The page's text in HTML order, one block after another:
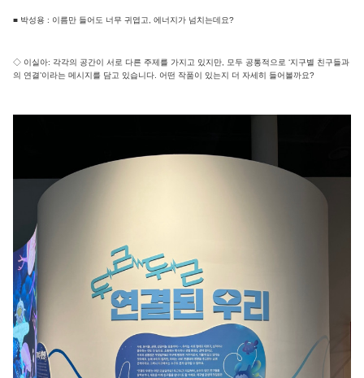
■ 박성용 : 이름만 들어도 너무 귀엽고, 에너지가 넘치는데요?
◇ 이실아: 각각의 공간이 서로 다른 주제를 가지고 있지만, 모두 공통적으로 ‘지구별 친구들과
의 연결’이라는 메시지를 담고 있습니다. 어떤 작품이 있는지 더 자세히 들어볼까요?